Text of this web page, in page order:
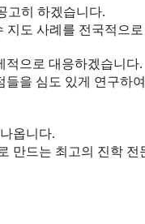
고히 하겠습니다.
지도 사례를 전국적으
적으로 대응하겠습니다.
을 심도 있게 연구하
옵니다.
만드는 최고의 진학